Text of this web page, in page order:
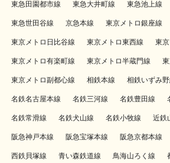
東急田園都市線 東急大井町線 東急池上線
東急世田谷線 京急本線 東京メトロ銀座線
東京メトロ日比谷線 東京メトロ東西線 東
東京メトロ有楽町線 東京メトロ半蔵門線
東京メトロ副都心線 相鉄本線 相鉄いずみ
名鉄名古屋本線 名鉄三河線 名鉄豊田線
名鉄常滑線 名鉄犬山線 名鉄小牧線 近鉄
阪急神戸本線 阪急宝塚本線 阪急京都本線
西鉄貝塚線 青い森鉄道線 鳥海山ろく線